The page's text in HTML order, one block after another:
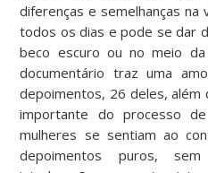
diferenças e semelhanças na
todos os dias e pode se dar
beco escuro ou no meio
documentário traz uma
depoimentos, 26 deles,
importante do processo
mulheres se sentiam ao
depoimentos puros,